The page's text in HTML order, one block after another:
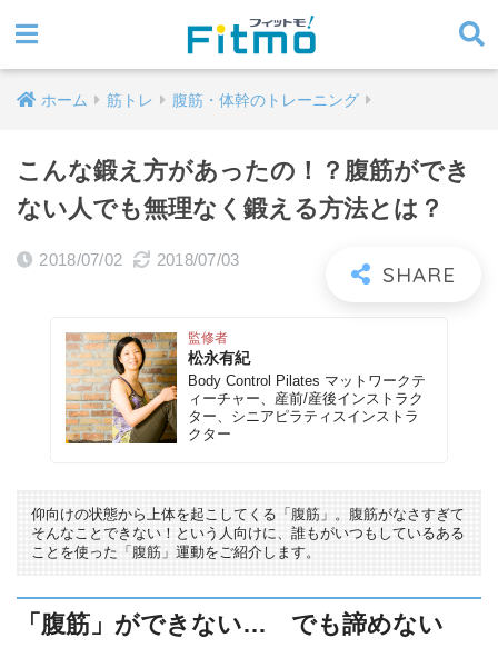
ホーム 筋トレ 腹筋・体幹のトレーニング
こんな鍛え方があったの！？腹筋ができ
ない人でも無理なく鍛える方法とは？
2018/07/02 2018/07/03
監修者
松永有紀
Body Control Pilates マットワークテ
ィーチャー、産前/産後インストラク
ター、シニアピラティスインストラ
クター
仰向けの状態から上体を起こしてくる「腹筋」。腹筋がなさすぎて
そんなことできない！という人向けに、誰もがいつもしているある
ことを使った「腹筋」運動をご紹介します。
「腹筋」ができない… でも諦めない